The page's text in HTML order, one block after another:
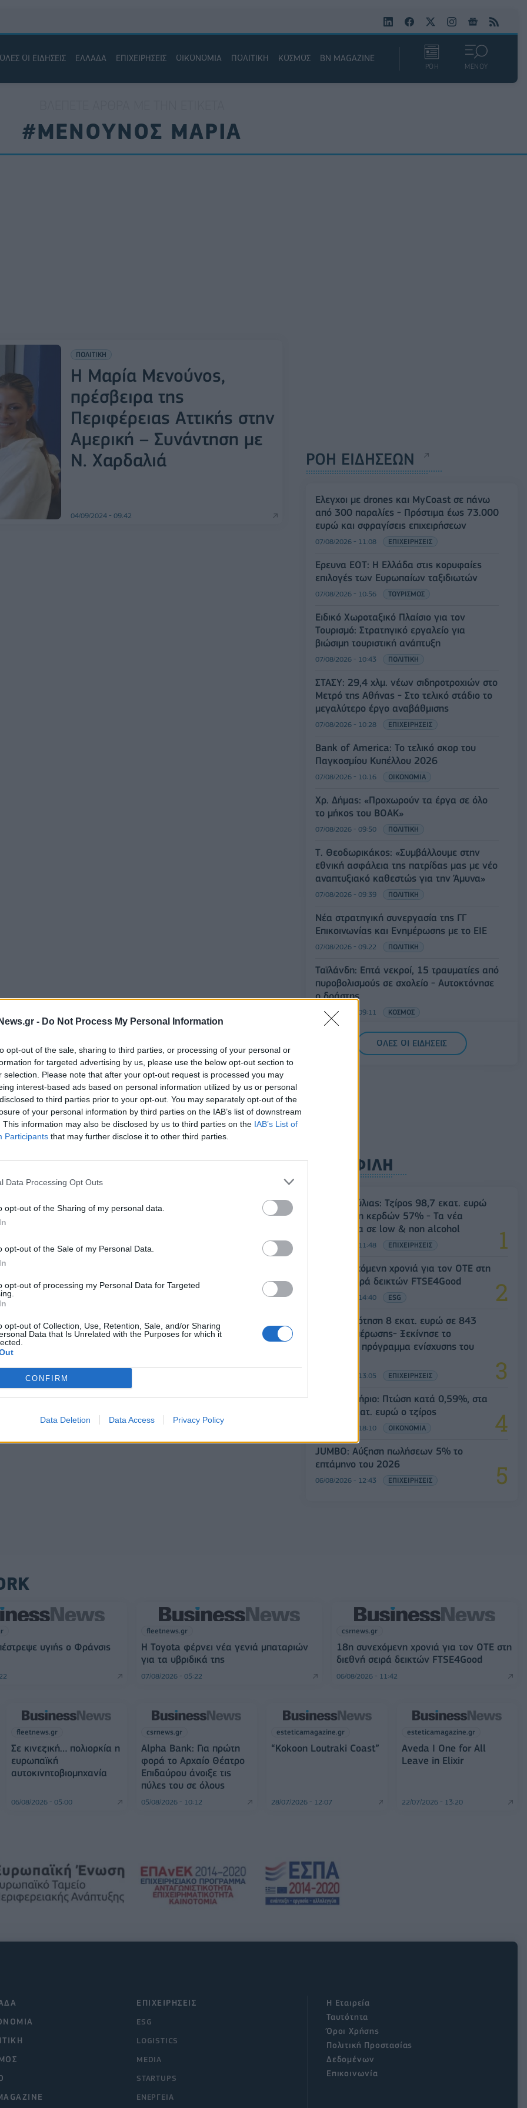
- Do Not Process My Personal Information
opt-out of the sale, sharing to third parties, or processing of your personal or
for targeted advertising by us, please use the below opt-out section to
selection. Please note that after your opt-out request is processed you may
interest-based ads based on personal information utilized by us or personal
to third parties prior to your opt-out. You may separately opt-out of the
of your personal information by third parties on the IAB’s list of downstream
This information may also be disclosed by us to third parties on the IAB’s List of
Participants that may further disclose it to other third parties.
Data Processing Opt Outs
opt-out of the Sharing of my personal data.
opt-out of the Sale of my Personal Data.
opt-out of processing my Personal Data for Targeted
opt-out of Collection, Use, Retention, Sale, and/or Sharing
Data that Is Unrelated with the Purposes for which it
CONFIRM
Data Deletion Data Access Privacy Policy
ΟΛΕΣ ΟΙ ΕΙΔΗΣΕΙΣ ΕΛΛΑΔΑ ΕΠΙΧΕΙΡΗΣΕΙΣ ΟΙΚΟΝΟΜΙΑ ΠΟΛΙΤΙΚΗ ΚΟΣΜΟΣ BN MAGAZINE
ΡΟΗ ΜΕΝΟΥ
#ΜΕΝΟΥΝΟΣ ΜΑΡΙΑ
ΠΟΛΙΤΙΚΗ
Η Μαρία Μενούνος,
πρέσβειρα της
Περιφέρειας Αττικής στην
Αμερική – Συνάντηση με
Ν. Χαρδαλιά
04/09/2024 - 09:42
ΡΟΗ ΕΙΔΗΣΕΩΝ
Έλεγχοι με drones και MyCoast σε πάνω
από 300 παραλίες - Πρόστιμα έως 73.000
ευρώ και σφραγίσεις επιχειρήσεων
07/08/2026 - 11:08 ΕΠΙΧΕΙΡΗΣΕΙΣ
Έρευνα ΕΟΤ: Η Ελλάδα στις κορυφαίες
επιλογές των Ευρωπαίων ταξιδιωτών
07/08/2026 - 10:56 ΤΟΥΡΙΣΜΟΣ
Ειδικό Χωροταξικό Πλαίσιο για τον
Τουρισμό: Στρατηγικό εργαλείο για
βιώσιμη τουριστική ανάπτυξη
07/08/2026 - 10:43 ΠΟΛΙΤΙΚΗ
ΣΤΑΣΥ: 29,4 χλμ. νέων σιδηροτροχιών στο
Μετρό της Αθήνας - Στο τελικό στάδιο το
μεγαλύτερο έργο αναβάθμισης
07/08/2026 - 10:28 ΕΠΙΧΕΙΡΗΣΕΙΣ
Bank of America: Το τελικό σκορ του
Παγκοσμίου Κυπέλλου 2026
07/08/2026 - 10:16 ΟΙΚΟΝΟΜΙΑ
Χρ. Δήμας: «Προχωρούν τα έργα σε όλο
το μήκος του ΒΟΑΚ»
07/08/2026 - 09:50 ΠΟΛΙΤΙΚΗ
Τ. Θεοδωρικάκος: «Συμβάλλουμε στην
εθνική ασφάλεια της πατρίδας μας με νέο
αναπτυξιακό καθεστώς για την Άμυνα»
07/08/2026 - 09:39 ΠΟΛΙΤΙΚΗ
Νέα στρατηγική συνεργασία της ΓΓ
Επικοινωνίας και Ενημέρωσης με το ΕΙΕ
07/08/2026 - 09:22 ΠΟΛΙΤΙΚΗ
Ταϊλάνδη: Επτά νεκροί, 15 τραυματίες από
πυροβολισμούς σε σχολείο - Αυτοκτόνησε
ο δράστης
07/08/2026 - 09:11 ΚΟΣΜΟΣ
Πειραιάς: Κορυφώνεται η έξοδος των
αδειούχων του Αυγούστου
ΟΛΕΣ ΟΙ ΕΙΔΗΣΕΙΣ
ΔΗΜΟΦΙΛΗ
Β.Σ. Καρούλιας: Τζίρος 98,7 εκατ. ευρώ
και αύξηση κερδών 57% - Τα νέα
στοιχήματα σε low & non alcohol
06/08/2026 - 11:48 ΕΠΙΧΕΙΡΗΣΕΙΣ
18η συνεχόμενη χρονιά για τον ΟΤΕ στη
διεθνή σειρά δεικτών FTSE4Good
06/08/2026 - 14:40 ESG
Χρηματοδότηση 8 εκατ. ευρώ σε 843
μέσα ενημέρωσης- Ξεκίνησε το
πενταετές πρόγραμμα ενίσχυσης του
06/08/2026 - 13:05 ΕΠΙΧΕΙΡΗΣΕΙΣ
Χρηματιστήριο: Πτώση κατά 0,59%, στα
320,42 εκατ. ευρώ ο τζίρος
06/08/2026 - 18:10 ΟΙΚΟΝΟΜΙΑ
JUMBO: Αύξηση πωλήσεων 5% το
επτάμηνο του 2026
06/08/2026 - 12:43 ΕΠΙΧΕΙΡΗΣΕΙΣ
υγιής ο Φράνσις
fleetnews.gr
Η Toyota φέρνει νέα γενιά μπαταριών
για τα υβριδικά της
07/08/2026 - 05:22
csrnews.gr
18η συνεχόμενη χρονιά για τον ΟΤΕ στη
διεθνή σειρά δεικτών FTSE4Good
06/08/2026 - 11:42
fleetnews.gr
Σε κινεζική… πολιορκία η
ευρωπαϊκή
αυτοκινητοβιομηχανία
06/08/2026 - 05:00
csrnews.gr
Alpha Bank: Για πρώτη
φορά το Αρχαίο Θέατρο
Επιδαύρου άνοιξε τις
πύλες του σε όλους
05/08/2026 - 10:12
esteticamagazine.gr
“Kokoon Loutraki Coast”
28/07/2026 - 12:07
esteticamagazine.gr
Aveda I One for All
Leave in Elixir
22/07/2026 - 13:20
ΕΠΙΧΕΙΡΗΣΕΙΣ
ESG
LOGISTICS
MEDIA
STARTUPS
ΕΝΕΡΓΕΙΑ
Η Εταιρεία
Ταυτότητα
Όροι Χρήσης
Πολιτική Προστασίας
Δεδομένων
Επικοινωνία